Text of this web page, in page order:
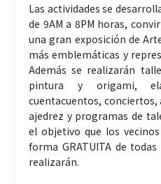
Las actividades se
de 9AM a 8PM horas,
una gran exposición de
más emblemáticas y
Además se realizarán
pintura y origami,
cuentacuentos,
ajedrez y programas de
el objetivo que los
forma GRATUITA de
realizarán.